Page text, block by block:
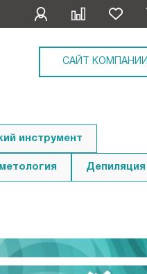
САЙТ КОМПАНИИ
инструмент
Депиляция